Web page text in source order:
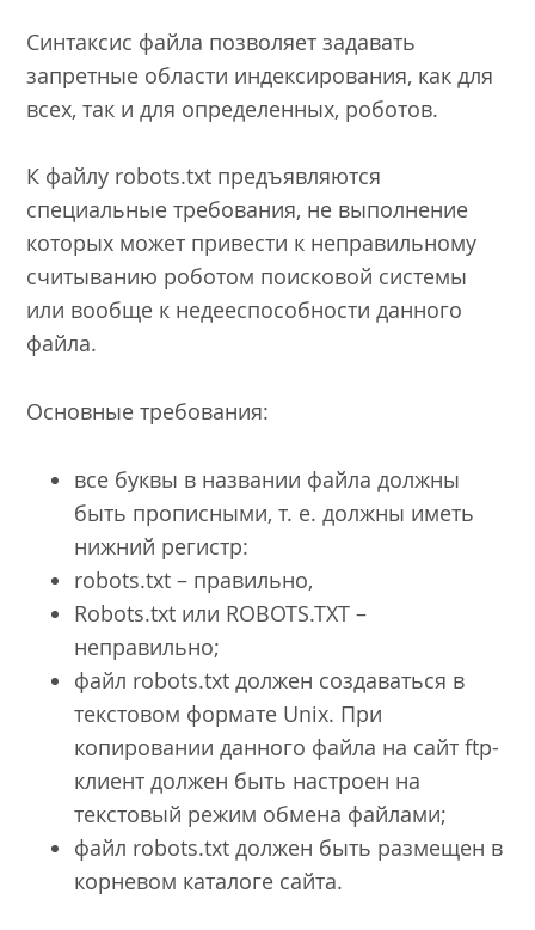
Синтаксис файла позволяет задавать
запретные области индексирования, как для
всех, так и для определенных, роботов.
К файлу robots.txt предъявляются
специальные требования, не выполнение
которых может привести к неправильному
считыванию роботом поисковой системы
или вообще к недееспособности данного
файла.
Основные требования:
все буквы в названии файла должны
быть прописными, т. е. должны иметь
нижний регистр:
robots.txt – правильно,
Robots.txt или ROBOTS.TXT –
неправильно;
файл robots.txt должен создаваться в
текстовом формате Unix. При
копировании данного файла на сайт ftp-
клиент должен быть настроен на
текстовый режим обмена файлами;
файл robots.txt должен быть размещен в
корневом каталоге сайта.